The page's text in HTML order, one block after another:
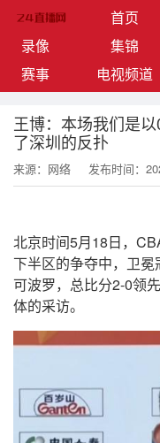
首页
录像
集锦
赛事
电视频道
王博：本场我们是
了深圳的反扑
来源：网络 发布时间：
北京时间5月18日，
下半区的争夺中，卫
可波罗，总比分2-0领
体的采访。